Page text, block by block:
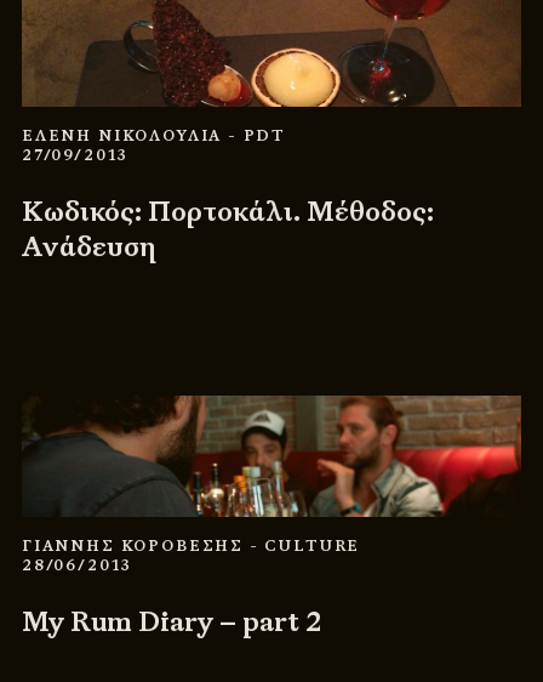
ΕΛΕΝΗ ΝΙΚΟΛΟΥΛΙΑ - PDT
27/09/2013
Κωδικός: Πορτοκάλι. Μέθοδος:
Ανάδευση
ΓΙΑΝΝΗΣ ΚΟΡΟΒΕΣΗΣ - CULTURE
28/06/2013
My Rum Diary – part 2